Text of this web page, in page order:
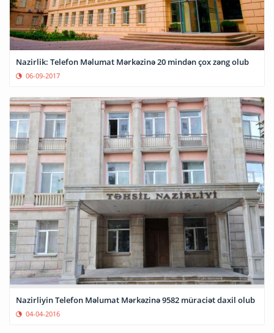
Nazirlik: Telefon Məlumat Mərkəzinə 20 mindən çox zəng olub
06-09-2017
Nazirliyin Telefon Məlumat Mərkəzinə 9582 müraciət daxil olub
04-04-2016